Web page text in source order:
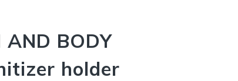
AND BODY
holder